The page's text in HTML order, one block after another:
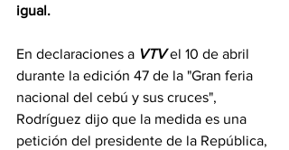
igual.
En declaraciones a VTV el 10 de abril
durante la edición 47 de la "Gran feria
nacional del cebú y sus cruces",
Rodríguez dijo que la medida es una
petición del presidente de la República,